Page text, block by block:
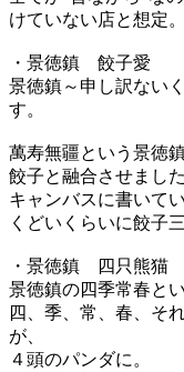
けていない店と想定。
・景徳鎮 餃子愛
景徳鎮～申し訳ない
す。
萬寿無疆という景徳
餃子と融合させました
キャンバスに書いて
くどいくらいに餃子
・景徳鎮 四只熊猫
景徳鎮の四季常春と
四、季、常、春、そ
が、
４頭のパンダに。